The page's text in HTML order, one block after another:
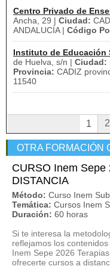
Centro Privado de
Ancha, 29 | Ciudad:
ANDALUCÍA | Código
Instituto de Educación
de Huelva, s/n | Ciudad:
Provincia: CADIZ
11540
1 2
OTRA FORMACIÓN
CURSO Inem Sepe
DISTANCIA
Método: Curso Inem
Temática: Cursos Inem
Duración: 60 horas
Si te interesa la
reflejamos los
Inem Sepe 2026
ofrecerte cursos a